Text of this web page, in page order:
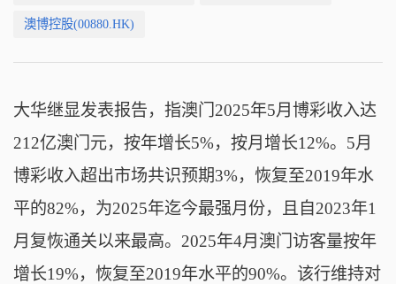
澳博控股(00880.HK)
大华继显发表报告，指澳门2025年5月博彩收入达
212亿澳门元，按年增长5%，按月增长12%。5月
博彩收入超出市场共识预期3%，恢复至2019年水
平的82%，为2025年迄今最强月份，且自2023年1
月复恢通关以来最高。2025年4月澳门访客量按年
增长19%，恢复至2019年水平的90%。该行维持对